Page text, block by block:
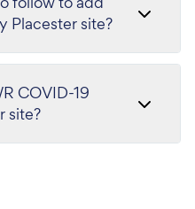
Placester site?
COVID-19
site?